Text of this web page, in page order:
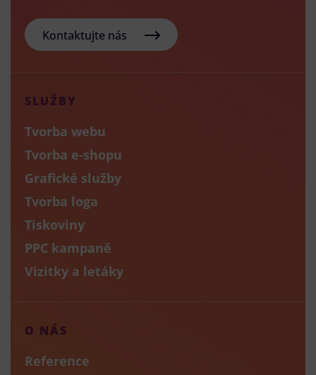
Kontaktujte nás
SLUŽBY
Tvorba webu
Tvorba e-shopu
Grafické služby
Tvorba loga
Tiskoviny
PPC kampaně
Vizitky a letáky
O NÁS
Reference